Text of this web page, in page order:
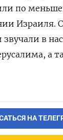
по
Израиля.
в
а
НА